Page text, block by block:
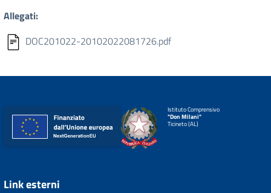
Allegati:
DOC201022-20102022081726.pdf
Istituto Comprensivo
"Don Milani"
Ticineto (AL)
Link esterni